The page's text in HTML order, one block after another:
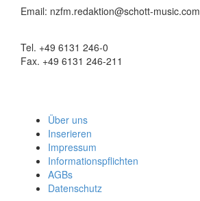
Email: nzfm.redaktion@schott-music.com
Tel. +49 6131 246-0
Fax. +49 6131 246-211
Über uns
Inserieren
Impressum
Informationspflichten
AGBs
Datenschutz